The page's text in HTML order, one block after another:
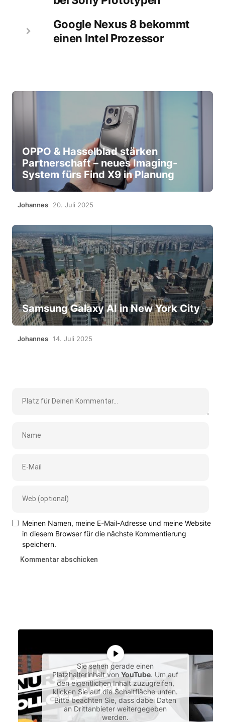
Google Nexus 8 bekommt
einen Intel Prozessor
OPPO & Hasselblad stärken
Partnerschaft – neues Imaging-
System fürs Find X9 in Planung
Johannes 20. Juli 2025
Samsung Galaxy AI in New York City
Johannes 14. Juli 2025
Meinen Namen, meine E-Mail-Adresse und meine Website
in diesem Browser für die nächste Kommentierung
speichern.
Sie sehen gerade einen
Platzhalterinhalt vonYouTube. Um auf
den eigentlichen Inhalt zuzugreifen,
klicken Sie auf die Schaltfläche unten.
Bitte beachten Sie, dass dabei Daten
an Drittanbieter weitergegeben
werden.